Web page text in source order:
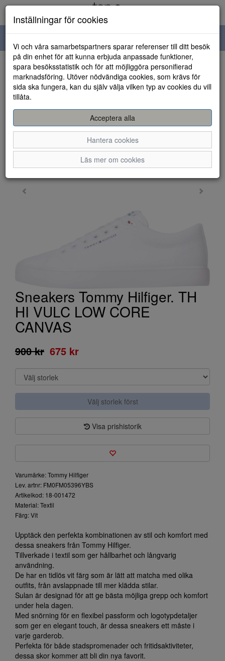
navigation
HEM
Sneakers Tommy Hilfiger. TH
HI VULC LOW CORE
CANVAS
900 kr 675 kr
Välj storlek först
Visa prishistorik
Varumärke: Tommy Hilfiger
Lev. artnr: FM0FM05396YBS
Artikelkod: 18-001472
Material: Textil
Färg: Vit
Upptäck den perfekta kombinationen av stil och komfort med
dessa sneakers från Tommy Hilfiger.
Tillverkade i textil som ger hållbarhet och långvarig
användning.
De har en tidlös vit färg som är lätt att matcha med olika
outfits, från avslappnade till mer klädda stilar.
Sulan är designad för att ge bästa möjliga grepp och komfort
under hela dagen.
Med snörning för en flexibel passform och logotypdetaljer
som ger en elegant touch, är dessa sneakers ett måste i
varje garderob.
Perfekta för både stadspromenader och fritidsaktiviteter,
dessa skor kommer att bli din nya favorit.
Inställningar för cookies
Vi och våra samarbetspartners sparar referenser till ditt besök
på din enhet för att kunna erbjuda anpassade funktioner,
spara besöksstatistik och för att möjliggöra personifierad
marknadsföring. Utöver nödvändiga cookies, som krävs för
sida ska fungera, kan du själv välja vilken typ av cookies du vill
tillåta.
Acceptera alla
Hantera cookies
Läs mer om cookies